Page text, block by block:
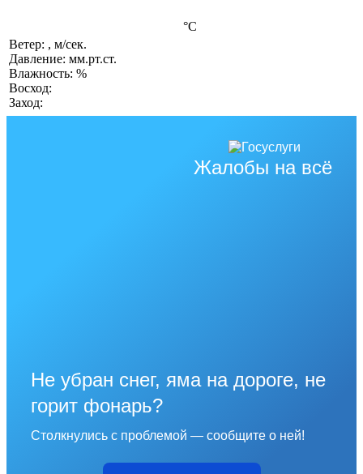
°C
Ветер: , м/сек.
Давление: мм.рт.ст.
Влажность: %
Восход:
Заход:
Жалобы на всё
Не убран снег, яма на дороге, не
горит фонарь?
Столкнулись с проблемой — сообщите о ней!